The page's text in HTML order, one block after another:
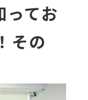
てお
その